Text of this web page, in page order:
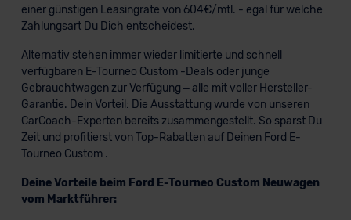
einer günstigen Leasingrate von 604€/mtl. - egal für welche
Zahlungsart Du Dich entscheidest.
Alternativ stehen immer wieder limitierte und schnell
verfügbaren E-Tourneo Custom -Deals oder junge
Gebrauchtwagen zur Verfügung – alle mit voller Hersteller-
Garantie. Dein Vorteil: Die Ausstattung wurde von unseren
CarCoach-Experten bereits zusammengestellt. So sparst Du
Zeit und profitierst von Top-Rabatten auf Deinen Ford E-
Tourneo Custom .
Deine Vorteile beim Ford E-Tourneo Custom Neuwagen
vom Marktführer: